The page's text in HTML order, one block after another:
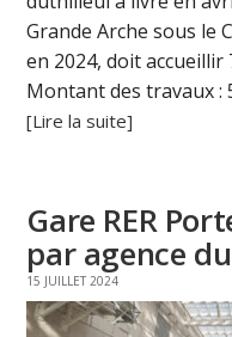
Grande Arche sous le
en 2024, doit
Montant des travaux :
[Lire la suite]
Gare RER
par agence
15 JUILLET 2024